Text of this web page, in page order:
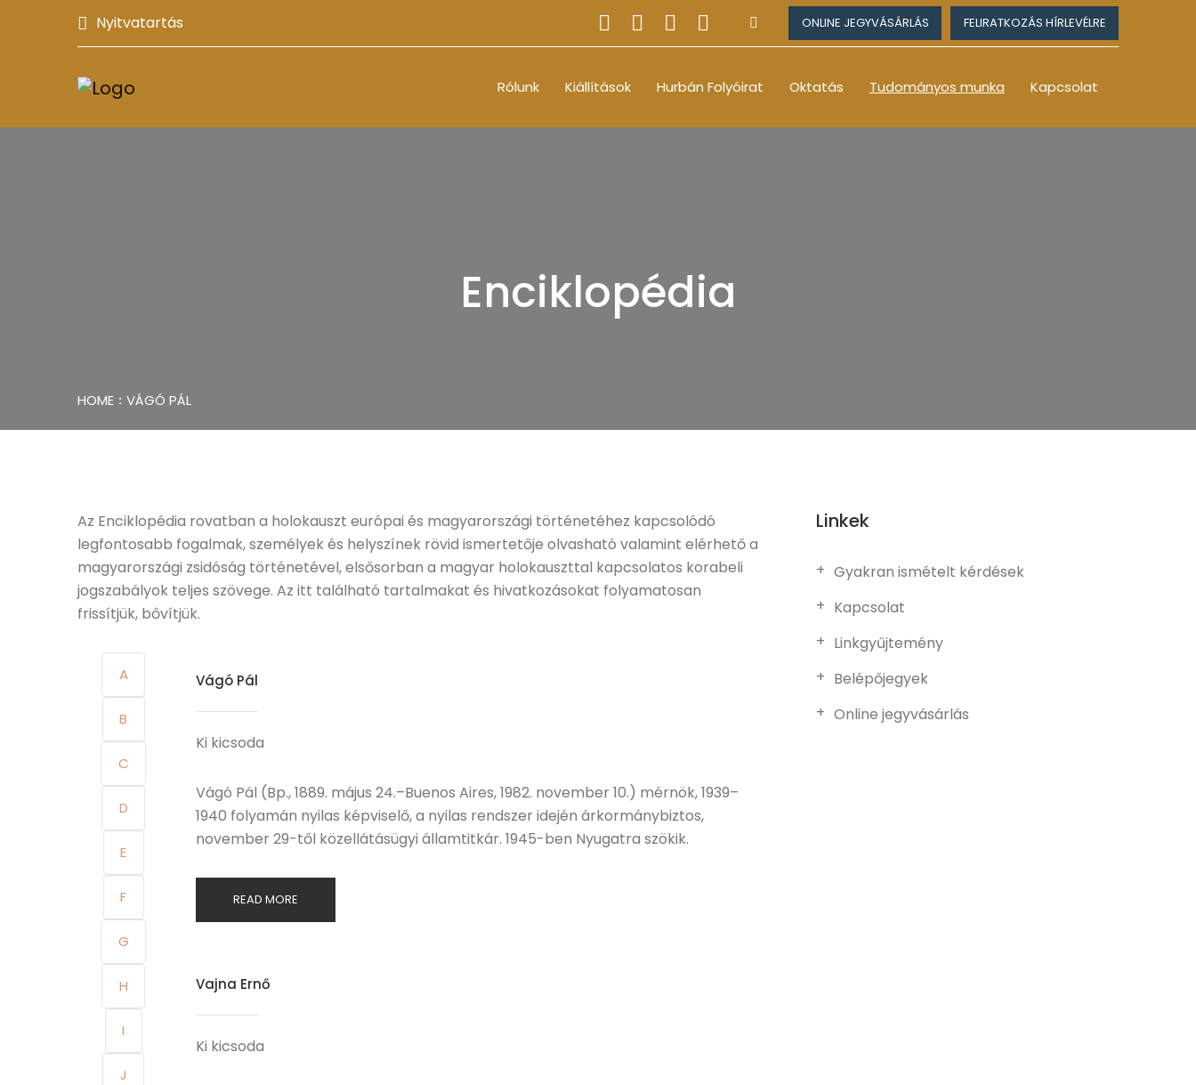
Nyitvatartás ONLINE JEGYVÁSÁRLÁS FELIRATKOZÁS HÍRLEVÉLRE
Rólunk Kiállítások Hurbán Folyóirat Oktatás Tudományos munka Kapcsolat
Enciklopédia
HOME VÁGÓ PÁL
Az Enciklopédia rovatban a holokauszt európai és magyarországi történetéhez kapcsolódó
legfontosabb fogalmak, személyek és helyszínek rövid ismertetője olvasható valamint elérhető a
magyarországi zsidóság történetével, elsősorban a magyar holokauszttal kapcsolatos korabeli
jogszabályok teljes szövege. Az itt található tartalmakat és hivatkozásokat folyamatosan
frissítjük, bővítjük.
A
B
C
D
E
F
G
H
I
J
Vágó Pál
Ki kicsoda
Vágó Pál (Bp., 1889. május 24.–Buenos Aires, 1982. november 10.) mérnök, 1939–
1940 folyamán nyilas képviselő, a nyilas rendszer idején árkormánybiztos,
november 29-től közellátásügyi államtitkár. 1945-ben Nyugatra szökik.
READ MORE
Vajna Ernő
Ki kicsoda
Linkek
Gyakran ismételt kérdések
Kapcsolat
Linkgyűjtemény
Belépőjegyek
Online jegyvásárlás